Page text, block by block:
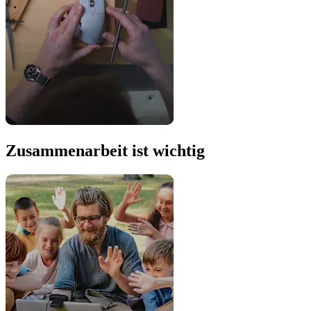
Zusammenarbeit ist wichtig